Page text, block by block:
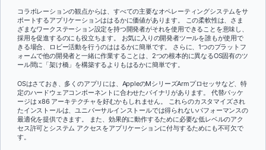
コラボレーションの観点からは、すべての主要なオペレーティングシステムをサ
ポートするアプリケーションははるかに価値があります。 この柔軟性は、さま
ざまなワークステーション設定を持つ開発者がそれを使用できることを意味し、
採用を促進するのにも役立ちます。 お気に入りの開発者ツールを誰もが使用で
きる場合、ロビー活動を行うのははるかに簡単です。 さらに、1つのプラットフ
ォームで他の開発者と一緒に作業することは、2つの根本的に異なるOS固有のツ
ール間に「架け橋」を構築するよりもはるかに簡単です。
OSはさておき、多くのアプリには、AppleのMシリーズArmプロセッサなど、特
定のハードウェアコンポーネントに合わせたバイナリがあります。 代替パッケ
ージは x86 アーキテクチャを好むかもしれません。 これらのカスタマイズされ
たインストールは、ユニバーサルインストールでは得られないパフォーマンスの
最適化を提供できます。 また、効果的に動作するために必要な低レベルのアク
セス許可とシステム アクセスをアプリケーションに付与するためにも不可欠で
す。